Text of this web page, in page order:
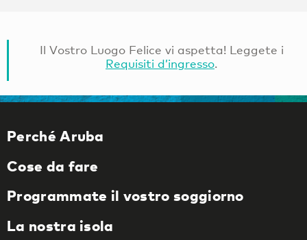
Il Vostro Luogo Felice vi aspetta! Leggete i
Requisiti d’ingresso.
Perché Aruba
Cose da fare
Programmate il vostro soggiorno
La nostra isola